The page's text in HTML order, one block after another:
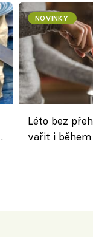
NOVINKY
Léto bez
vařit i